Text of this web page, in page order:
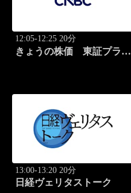
12:05-12:25 20分
きょうの株価 東証プライ
13:00-13:20 20分
日経ヴェリタストーク